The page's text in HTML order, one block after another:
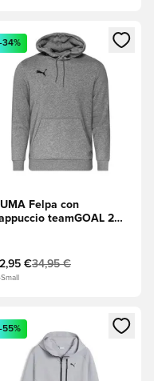
o registrarsi come
una finestra modale
-34%
Felpa con
teamGOAL 23
PUMA Black
€34,95 €
o registrarsi come
una finestra modale
-55%